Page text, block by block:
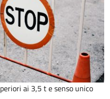
ai 3,5 t e senso unico